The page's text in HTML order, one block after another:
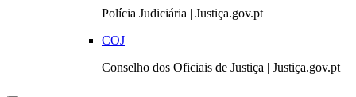
Polícia Judiciária | Justiça.gov.pt
COJ
Conselho dos Oficiais de Justiça | Justiça.gov.pt